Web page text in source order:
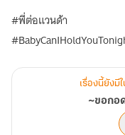
#พี่ต่อแวนด้า
เรื่องนี้ยังมี
~ขอกอ